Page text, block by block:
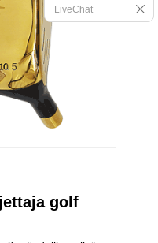
golf
LiveChat